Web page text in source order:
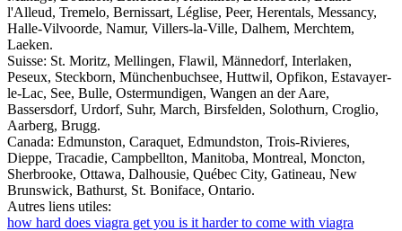
l'Alleud, Tremelo, Bernissart, Léglise, Peer, Herentals, Messancy,
Halle-Vilvoorde, Namur, Villers-la-Ville, Dalhem, Merchtem,
Laeken.
Suisse: St. Moritz, Mellingen, Flawil, Männedorf, Interlaken,
Peseux, Steckborn, Münchenbuchsee, Huttwil, Opfikon, Estavayer-
le-Lac, See, Bulle, Ostermundigen, Wangen an der Aare,
Bassersdorf, Urdorf, Suhr, March, Birsfelden, Solothurn, Croglio,
Aarberg, Brugg.
Canada: Edmunston, Caraquet, Edmundston, Trois-Rivieres,
Dieppe, Tracadie, Campbellton, Manitoba, Montreal, Moncton,
Sherbrooke, Ottawa, Dalhousie, Québec City, Gatineau, New
Brunswick, Bathurst, St. Boniface, Ontario.
Autres liens utiles:
how hard does viagra get you is it harder to come with viagra